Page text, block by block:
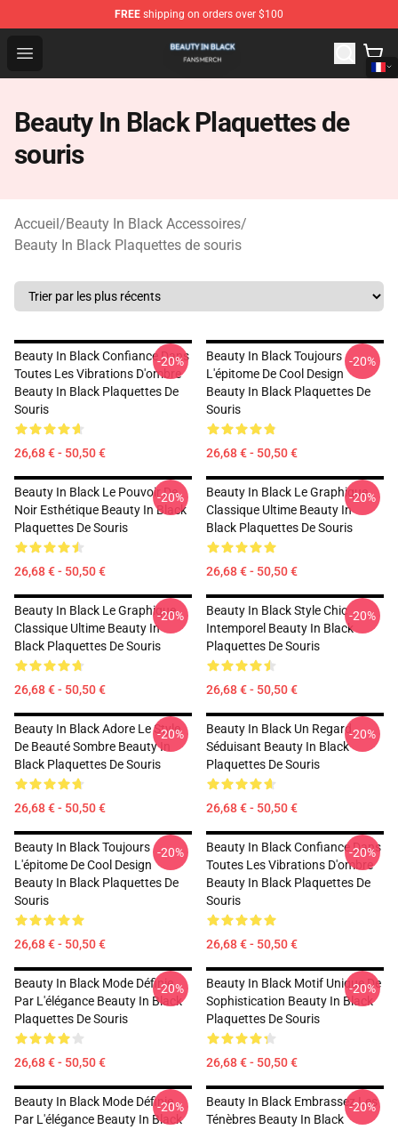
FREE shipping on orders over $100
Open menu
Beauty In Black Shop - Official Beauty In Black
Beauty In Black Plaquettes de
souris
Accueil/Beauty In Black Accessoires/
Beauty In Black Plaquettes de souris
Beauty In Black Confiance Dans
Toutes Les Vibrations D'ombre
Beauty In Black Plaquettes De
Souris
26,68 € - 50,50 €
-20%
Beauty In Black Toujours
L'épitome De Cool Design
Beauty In Black Plaquettes De
Souris
26,68 € - 50,50 €
-20%
Beauty In Black Le Pouvoir De
Noir Esthétique Beauty In Black
Plaquettes De Souris
26,68 € - 50,50 €
-20%
Beauty In Black Le Graphique
Classique Ultime Beauty In
Black Plaquettes De Souris
26,68 € - 50,50 €
-20%
Beauty In Black Le Graphique
Classique Ultime Beauty In
Black Plaquettes De Souris
26,68 € - 50,50 €
-20%
Beauty In Black Style Chic
Intemporel Beauty In Black
Plaquettes De Souris
26,68 € - 50,50 €
-20%
Beauty In Black Adore Le Style
De Beauté Sombre Beauty In
Black Plaquettes De Souris
26,68 € - 50,50 €
-20%
Beauty In Black Un Regard
Séduisant Beauty In Black
Plaquettes De Souris
26,68 € - 50,50 €
-20%
Beauty In Black Toujours
L'épitome De Cool Design
Beauty In Black Plaquettes De
Souris
26,68 € - 50,50 €
-20%
Beauty In Black Confiance Dans
Toutes Les Vibrations D'ombre
Beauty In Black Plaquettes De
Souris
26,68 € - 50,50 €
-20%
Beauty In Black Mode Définie
Par L'élégance Beauty In Black
Plaquettes De Souris
26,68 € - 50,50 €
-20%
Beauty In Black Motif Unique De
Sophistication Beauty In Black
Plaquettes De Souris
26,68 € - 50,50 €
-20%
Beauty In Black Mode Définie
Par L'élégance Beauty In Black
-20%
Beauty In Black Embrassez Les
Ténèbres Beauty In Black
-20%